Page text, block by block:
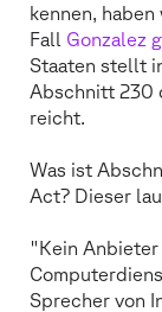
kennen,
Fall Gonzalez
Staaten stellt
Abschnitt 230
reicht.
Was ist
Act? Dieser
"Kein
Sprecher von